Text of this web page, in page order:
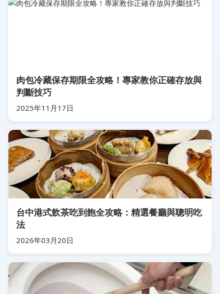
肉包冷藏保存期限全攻略！專家教你正確存放與
判斷技巧
2025年11月17日
台中港式飲茶吃到飽全攻略：精選餐廳與聰明吃
法
2026年03月20日